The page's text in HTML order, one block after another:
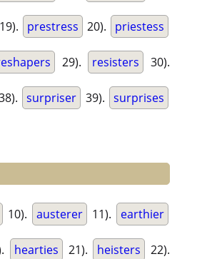
19). prestress 20). priestess
29). resisters 30).
surpriser 39). surprises
10). austerer 11). earthier
hearties 21). heisters 22).